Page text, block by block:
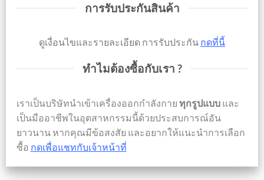
การรับประกันสินค้า
ดูเงื่อนไขและรายละเอียด การรับประกัน กดที่นี้
ทำไมต้องซื้อกับเรา ?
เราเป็นบริษัทนำเข้าเครื่องออกกำลังกาย ทุกรูปแบบ และ
เป็นมืออาชีพในอุตสาหกรรมนี้ด้วยประสบการณ์อัน
ยาวนาน หากคุณมีข้อสงสัย และอยากให้แนะนำการเลือก
ซื้อ กดเพื่อแชทกับเจ้าหน้าที่